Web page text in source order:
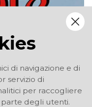
2026
di navigazione e di
servizio di
per raccogliere
degli utenti.